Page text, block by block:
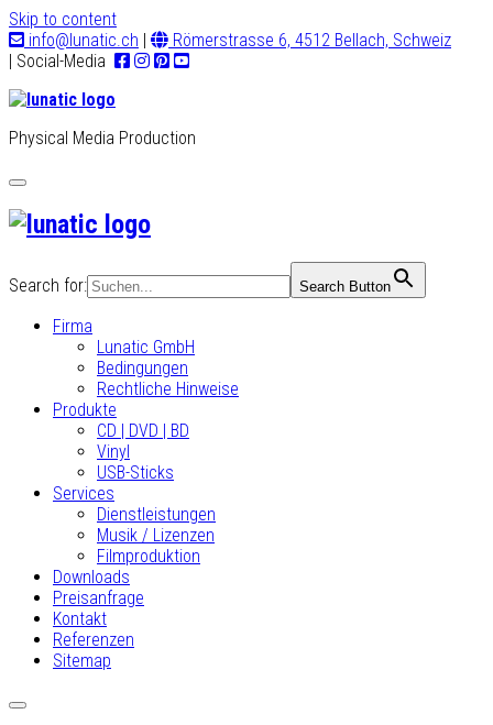
Skip to content
info@lunatic.ch |
Römerstrasse 6, 4512 Bellach, Schweiz
| Social-Media
Physical Media Production
Toggle
navigation
Search for: Search Button
Firma
Lunatic GmbH
Bedingungen
Rechtliche Hinweise
Produkte
CD | DVD | BD
Vinyl
USB-Sticks
Services
Dienstleistungen
Musik / Lizenzen
Filmproduktion
Downloads
Preisanfrage
Kontakt
Referenzen
Sitemap